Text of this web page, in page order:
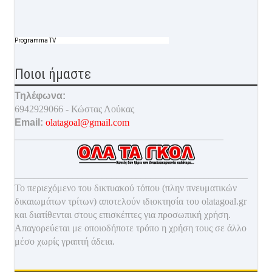
Programma TV
Ποιοι ήμαστε
Τηλέφωνα:
6942929066 - Κώστας Λούκας
Email: olatagoal@gmail.com
Το περιεχόμενο του δικτυακού τόπου (πλην πνευματικών
δικαιωμάτων τρίτων) αποτελούν ιδιοκτησία του olatagoal.gr
και διατίθενται στους επισκέπτες για προσωπική χρήση.
Απαγορεύεται με οποιοδήποτε τρόπο η χρήση τους σε άλλο
μέσο χωρίς γραπτή άδεια.